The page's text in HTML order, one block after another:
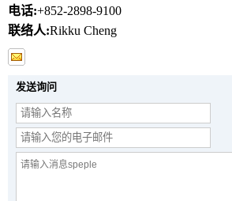
电话:+852-2898-9100
联络人:Rikku Cheng
发送询问